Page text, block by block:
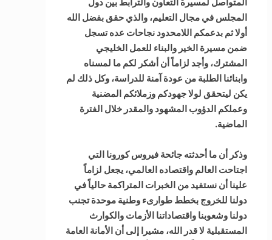
المجلس في مجال التعليم، والذي حقق بفضل الله
أولا ثم بدعمكم اللامحدود نجاحات عده تسجل
ضمن مسيرة الخير والبناء للعمل الخليجي
المشترك، وأجد لزاماً أن أشكر لكم ما لمسناه
وابنائنا الطلبة من عودة آمنة للدراسة، وكل ذلك لم
يكن ليتحقق لولا جهودكم وزملائكم المضنية
وعملكم الدؤوب المشهود والمقدر خلال الفترة
الماضية.
وذكر أن ما أحدثته جائحة فيروس كورونا التي
اجتاحت العالم واقتصاده العالمي، يجعل لزاماً
علينا أن نستفيد من الخبرات المتراكمة حالياً في
دولنا للخروج بخطط طوارىء وطنية موحدة تجنب
دولنا وشعوبنا واقتصاداتنا الأزمات والكوارث
المستقبلية لا قدر الله، مشيرا إلى أن الأمانة العامة